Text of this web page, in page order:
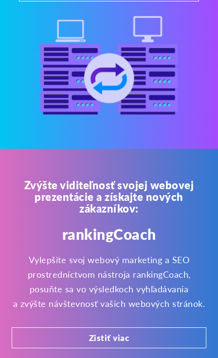
Zvýšte viditeľnosť svojej webovej
prezentácie a získajte nových
zákazníkov:
rankingCoach
Vylepšite svoj webový marketing a SEO
prostredníctvom nástroja rankingCoach,
posuňte sa vo výsledkoch vyhľadávania
a zvýšte návštevnosť vašich webových stránok.
Zistiť viac